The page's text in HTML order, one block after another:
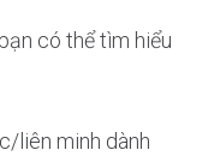
có thể tìm hiểu
liên minh dành